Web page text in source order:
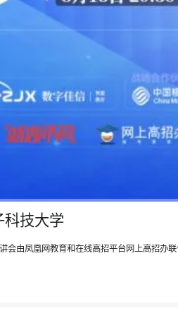
科技大学
会由凤凰网教育和在线高招平台网上高招办